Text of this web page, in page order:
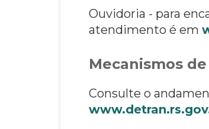
Ouvidoria - para
atendimento é em
Mecanismos
Consulte o